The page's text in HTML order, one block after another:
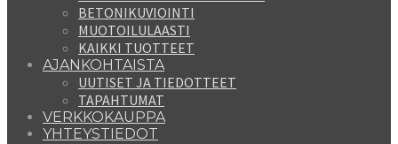
BETONIKUVIOINTI
MUOTOILULAASTI
KAIKKI TUOTTEET
AJANKOHTAISTA
UUTISET JA TIEDOTTEET
TAPAHTUMAT
VERKKOKAUPPA
YHTEYSTIEDOT